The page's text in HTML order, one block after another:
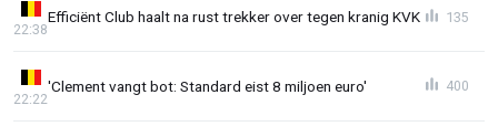
Efficiënt Club haalt na rust trekker over tegen kranig KVK
22:38
135
'Clement vangt bot: Standard eist 8 miljoen euro'
22:22
400